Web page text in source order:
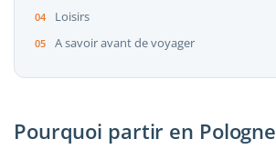
Loisirs
A savoir avant de voyager
Pourquoi partir en Pologne